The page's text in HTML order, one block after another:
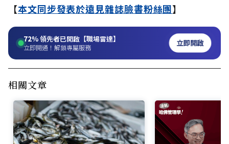
【本文同步發表於遠見雜誌臉書粉絲團】
72%領先者已開啟【職場雷達】
立即開通！解鎖專屬服務 立即開啟
相關文章